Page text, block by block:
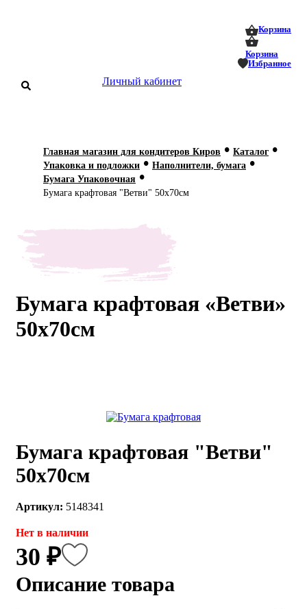
Корзина
Корзина
Избранное
Личный кабинет
О нас
Мастер-
классы
256-54-
Главная магазин для кондитеров Киров • Каталог •
Упаковка и подложки • Наполнители, бумага •
Бумага Упаковочная •
Бумага крафтовая "Ветви" 50х70см
Бумага крафтовая «Ветви»
50х70см
Бумага крафтовая "Ветви"
50х70см
Артикул: 5148341
Нет в наличии
30 ₽
Описание товара